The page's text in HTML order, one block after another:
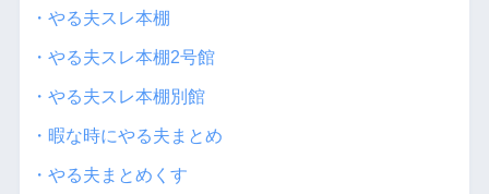
・やる夫スレ本棚
・やる夫スレ本棚2号館
・やる夫スレ本棚別館
・暇な時にやる夫まとめ
・やる夫まとめくす